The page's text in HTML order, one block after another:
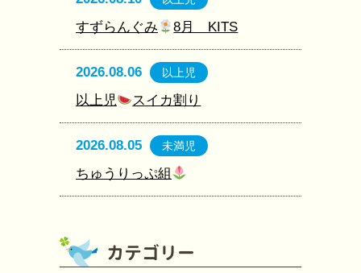
すずらんぐみ 8月 KITS
2026.08.06 以上児
以上児 スイカ割り
2026.08.05 未満児
ちゅうりっぷ組